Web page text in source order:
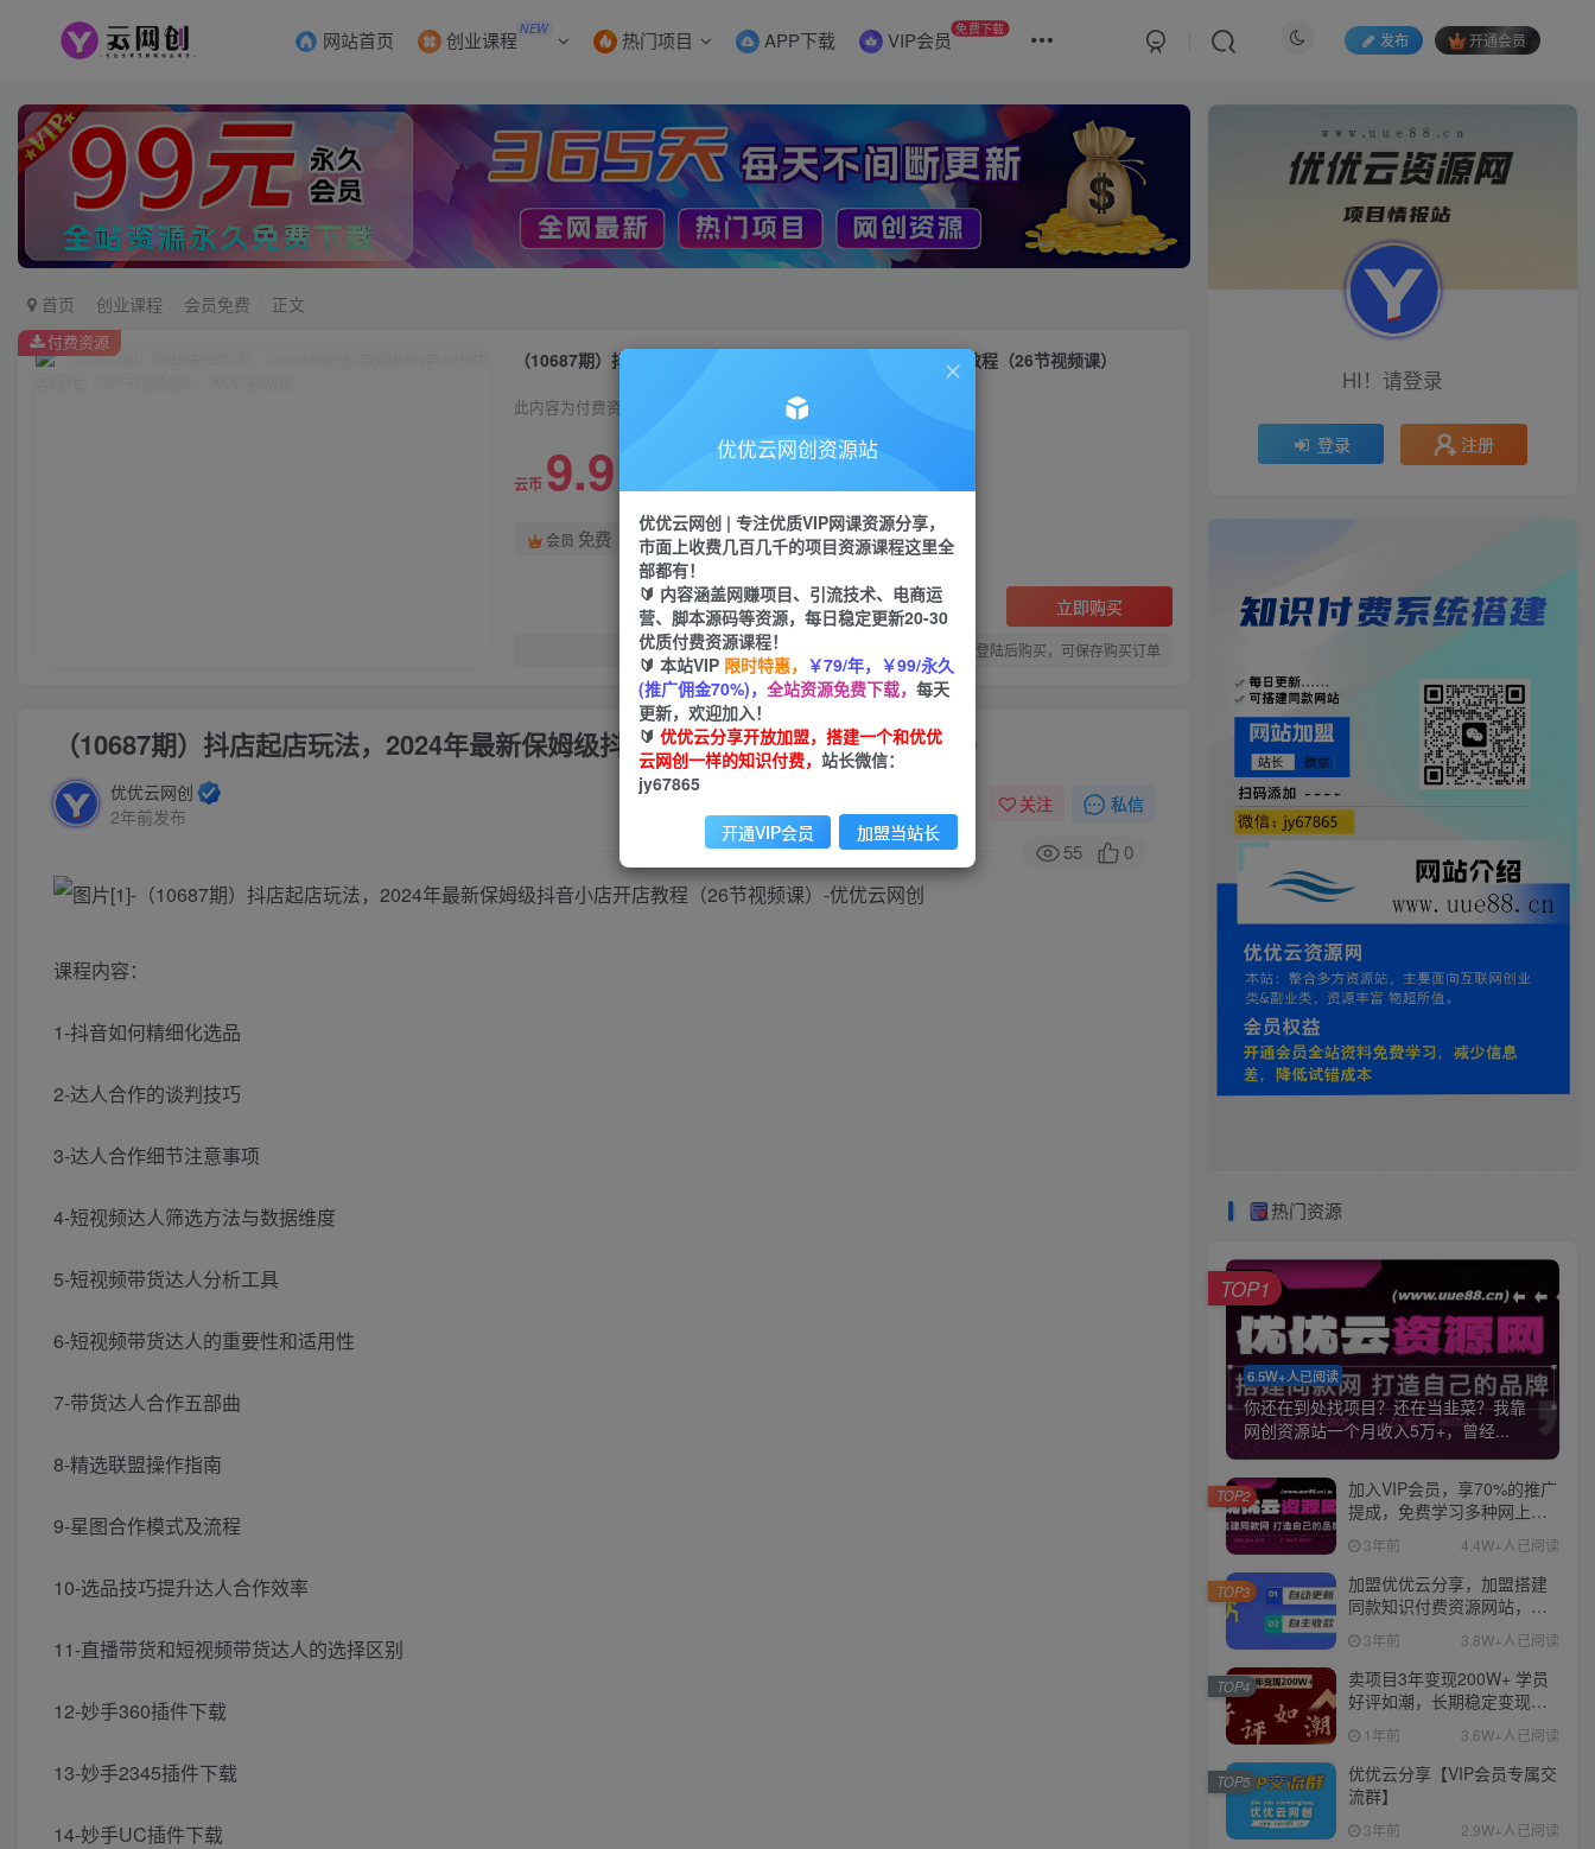
网站首页 创业课程 NEW 热门项目 APP下载 VIP会员 免费下载
发布 开通会员
首页 创业课程 会员免费 正文
（10687期）抖店起店玩法，2024年最新保姆级抖音小店开店教程（26节视频课）
此内容为付费资源，请付费后查看
云币 9.9
会员 免费
立即购买
您当前未登录！建议登陆后购买，可保存购买订单
付费资源
（10687期）抖店起店玩法，2024年最新保姆级抖音小店开店教程（26节视频课）
优优云网创
2年前发布
关注 私信
55 0
课程内容：
1-抖音如何精细化选品
2-达人合作的谈判技巧
3-达人合作细节注意事项
4-短视频达人筛选方法与数据维度
5-短视频带货达人分析工具
6-短视频带货达人的重要性和适用性
7-带货达人合作五部曲
8-精选联盟操作指南
9-星图合作模式及流程
10-选品技巧提升达人合作效率
11-直播带货和短视频带货达人的选择区别
12-妙手360插件下载
13-妙手2345插件下载
14-妙手UC插件下载
HI！请登录
登录 注册
热门资源
6.5W+人已阅读
你还在到处找项目？还在当韭菜？我靠
网创资源站一个月收入5万+，曾经...
TOP1
加入VIP会员，享70%的推广
提成，免费学习多种网上创
业课程，菜鸟秒变大神！
3年前 4.4W+人已阅读
TOP2
加盟优优云分享，加盟搭建
同款知识付费资源网站，实
现长期稳定被动收入~
3年前 3.8W+人已阅读
TOP3
卖项目3年变现200W+ 学员
好评如潮，长期稳定变现，
可以一直干到老！
1年前 3.6W+人已阅读
TOP4
优优云分享【VIP会员专属交
流群】
3年前 2.9W+人已阅读
TOP5
优优云网创资源站
优优云网创 | 专注优质VIP网课资源分享，
市面上收费几百几千的项目资源课程这里全
部都有！
🔰 内容涵盖网赚项目、引流技术、电商运
营、脚本源码等资源，每日稳定更新20-30
优质付费资源课程！
🔰 本站VIP 限时特惠， ￥79/年，￥99/永久
(推广佣金70%)， 全站资源免费下载， 每天
更新，欢迎加入！
🔰 优优云分享开放加盟，搭建一个和优优
云网创一样的知识付费， 站长微信：
jy67865
开通VIP会员 加盟当站长